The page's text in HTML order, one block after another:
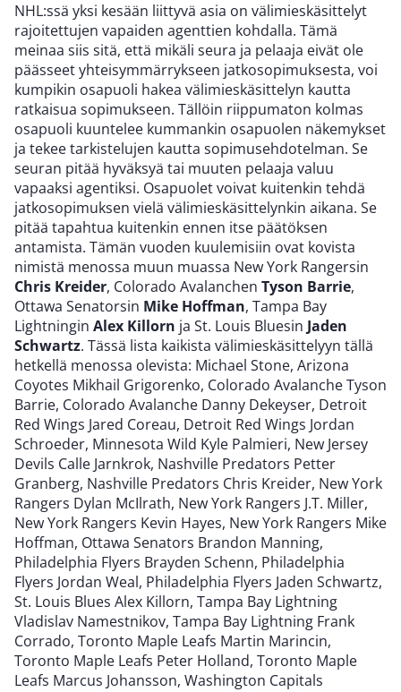
NHL:ssä yksi kesään liittyvä asia on välimieskäsittelyt
rajoitettujen vapaiden agenttien kohdalla. Tämä
meinaa siis sitä, että mikäli seura ja pelaaja eivät ole
päässeet yhteisymmärrykseen jatkosopimuksesta, voi
kumpikin osapuoli hakea välimieskäsittelyn kautta
ratkaisua sopimukseen. Tällöin riippumaton kolmas
osapuoli kuuntelee kummankin osapuolen näkemykset
ja tekee tarkistelujen kautta sopimusehdotelman. Se
seuran pitää hyväksyä tai muuten pelaaja valuu
vapaaksi agentiksi. Osapuolet voivat kuitenkin tehdä
jatkosopimuksen vielä välimieskäsittelynkin aikana. Se
pitää tapahtua kuitenkin ennen itse päätöksen
antamista. Tämän vuoden kuulemisiin ovat kovista
nimistä menossa muun muassa New York Rangersin
Chris Kreider, Colorado Avalanchen Tyson Barrie,
Ottawa Senatorsin Mike Hoffman, Tampa Bay
Lightningin Alex Killorn ja St. Louis Bluesin Jaden
Schwartz. Tässä lista kaikista välimieskäsittelyyn tällä
hetkellä menossa olevista: Michael Stone, Arizona
Coyotes Mikhail Grigorenko, Colorado Avalanche Tyson
Barrie, Colorado Avalanche Danny Dekeyser, Detroit
Red Wings Jared Coreau, Detroit Red Wings Jordan
Schroeder, Minnesota Wild Kyle Palmieri, New Jersey
Devils Calle Jarnkrok, Nashville Predators Petter
Granberg, Nashville Predators Chris Kreider, New York
Rangers Dylan McIlrath, New York Rangers J.T. Miller,
New York Rangers Kevin Hayes, New York Rangers Mike
Hoffman, Ottawa Senators Brandon Manning,
Philadelphia Flyers Brayden Schenn, Philadelphia
Flyers Jordan Weal, Philadelphia Flyers Jaden Schwartz,
St. Louis Blues Alex Killorn, Tampa Bay Lightning
Vladislav Namestnikov, Tampa Bay Lightning Frank
Corrado, Toronto Maple Leafs Martin Marincin,
Toronto Maple Leafs Peter Holland, Toronto Maple
Leafs Marcus Johansson, Washington Capitals